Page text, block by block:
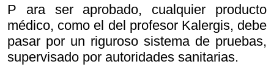
P ara ser aprobado, cualquier producto
médico, como el del profesor Kalergis, debe
pasar por un riguroso sistema de pruebas,
supervisado por autoridades sanitarias.